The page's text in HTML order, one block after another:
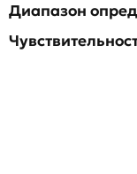
Диапазон